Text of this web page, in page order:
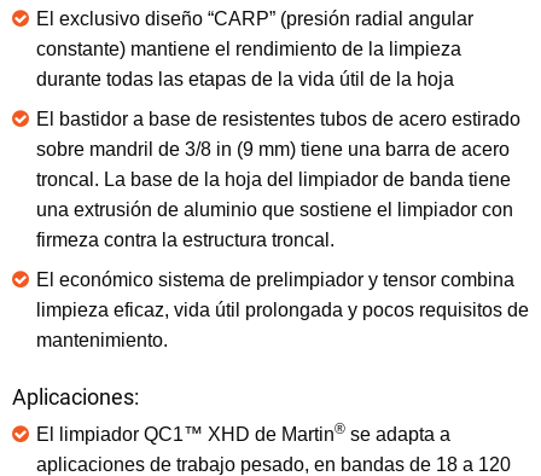
El exclusivo diseño “CARP” (presión radial angular
constante) mantiene el rendimiento de la limpieza
durante todas las etapas de la vida útil de la hoja
El bastidor a base de resistentes tubos de acero estirado
sobre mandril de 3/8 in (9 mm) tiene una barra de acero
troncal. La base de la hoja del limpiador de banda tiene
una extrusión de aluminio que sostiene el limpiador con
firmeza contra la estructura troncal.
El económico sistema de prelimpiador y tensor combina
limpieza eficaz, vida útil prolongada y pocos requisitos de
mantenimiento.
Aplicaciones:
El limpiador QC1™ XHD de Martin® se adapta a
aplicaciones de trabajo pesado, en bandas de 18 a 120